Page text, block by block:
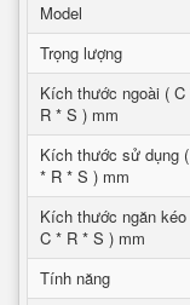
Model
Trọng lượng
Kích thước ngoài ( C
R * S ) mm
Kích thước sử dụng
* R * S ) mm
Kích thước ngăn kéo
C * R * S ) mm
Tính năng